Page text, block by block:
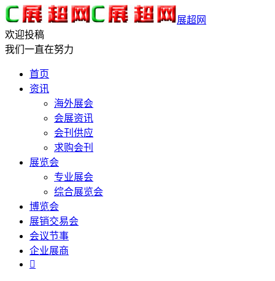
展超网
欢迎投稿
我们一直在努力
首页
资讯
海外展会
会展资讯
会刊供应
求购会刊
展览会
专业展会
综合展览会
博览会
展销交易会
会议节事
企业展商
